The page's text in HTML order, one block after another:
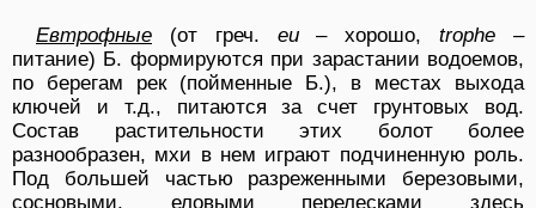
Евтрофные (от греч. eu– хорошо,trophe –
питание) Б. формируются при зарастании водоемов,
по берегам рек (пойменные Б.), в местах выхода
ключей и т.д., питаются за счет грунтовых вод.
Состав растительности этих болот более
разнообразен, мхи в нем играют подчиненную роль.
Под большей частью разреженными березовыми,
сосновыми, еловыми перелесками здесь